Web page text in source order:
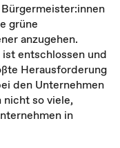
grüne
anzugehen.
entschlossen und
Herausforderung
den Unternehmen
so viele,
in